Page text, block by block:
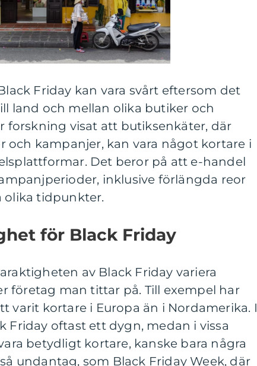
Friday kan vara svårt eftersom det
land och mellan olika butiker och
forskning visat att butiksenkäter, där
och kampanjer, kan vara något kortare i
Det beror på att e-handel
inklusive förlängda reor
olika tidpunkter.
för Black Friday
av Black Friday variera
företag man tittar på. Till exempel har
varit kortare i Europa än i Nordamerika. I
Friday oftast ett dygn, medan i vissa
betydligt kortare, kanske bara några
undantag, som Black Friday Week, där